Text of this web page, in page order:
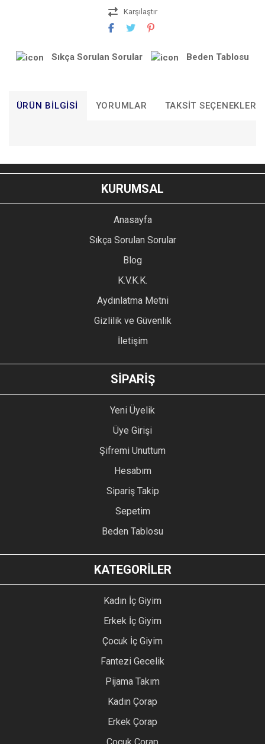
Karşılaştır
Sıkça Sorulan Sorular Beden Tablosu
ÜRÜN BILGISI YORUMLAR TAKSIT SEÇENEKLERI
YORUM YAZ
Bu ürünün fiyat bilgisi, resim, ürün açıklamalarında ve diğer
konularda yetersiz gördüğünüz noktaları öneri formunu
kullanarak tarafımıza iletebilirsiniz.
Ürün resmi kalitesiz, bozuk veya görüntülenemiyor.
Ürün açıklamasında eksik bilgiler bulunuyor.
Ürün bilgilerinde hatalar bulunuyor.
Ürün fiyatı diğer sitelerden daha pahalı.
GÖNDER
KURUMSAL
Anasayfa
Sıkça Sorulan Sorular
Blog
K.V.K.K.
Aydınlatma Metni
Gizlilik ve Güvenlik
İletişim
SİPARİŞ
Yeni Üyelik
Üye Girişi
Şifremi Unuttum
Hesabım
Sipariş Takip
Sepetim
Beden Tablosu
KATEGORİLER
Kadın İç Giyim
Erkek İç Giyim
Çocuk İç Giyim
Fantezi Gecelik
Pijama Takım
Kadın Çorap
Erkek Çorap